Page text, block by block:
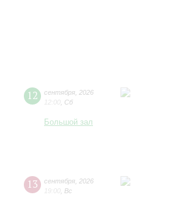
12 сентября 2026
12:00 Сб
Большой зал
13 сентября 2026
19:00 Вс